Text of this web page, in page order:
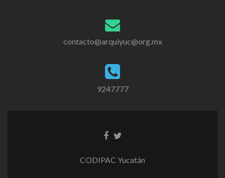
contacto@arquiyuc@org.mx
9247777
CODIPAC Yucatán